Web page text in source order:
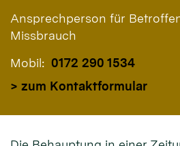
Ansprechperson für
Missbrauch
Mobil: 0172 290 1534
> zum Kontaktformular